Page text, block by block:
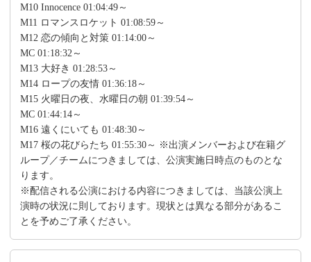
M10 Innocence 01:04:49～
M11 ロマンスロケット 01:08:59～
M12 恋の傾向と対策 01:14:00～
MC 01:18:32～
M13 大好き 01:28:53～
M14 ロープの友情 01:36:18～
M15 火曜日の夜、水曜日の朝 01:39:54～
MC 01:44:14～
M16 遠くにいても 01:48:30～
M17 桜の花びらたち 01:55:30～ ※出演メンバーおよび在籍グ
ループ／チームにつきましては、公演実施日時点のものとな
ります。
※配信される公演における内容につきましては、当該公演上
演時の状況に則しております。現状とは異なる部分があるこ
とを予めご了承ください。